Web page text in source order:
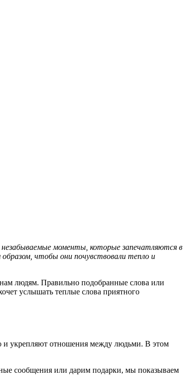
незабываемые моменты, которые запечатляются в
чтобы они почувствовали тепло и
людям. Правильно подобранные слова или
услышать теплые слова приятного
и укрепляют отношения между людьми. В этом
сообщения или дарим подарки, мы показываем